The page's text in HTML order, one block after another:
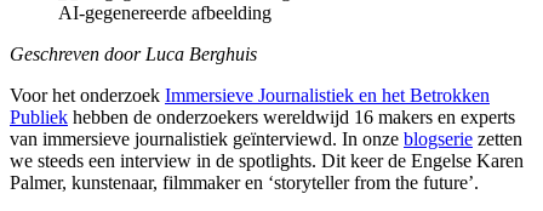
AI-gegenereerde afbeelding
Geschreven door Luca Berghuis
Voor het onderzoek Immersieve Journalistiek en het Betrokken
Publiek hebben de onderzoekers wereldwijd 16 makers en experts
van immersieve journalistiek geïnterviewd. In onze blogserie zetten
we steeds een interview in de spotlights. Dit keer de Engelse Karen
Palmer, kunstenaar, filmmaker en ‘storyteller from the future’.